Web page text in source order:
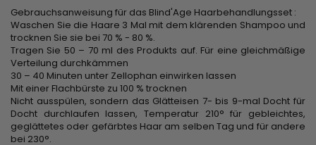
Gebrauchsanweisung für das Blind'Age Haarbehandlungsset :
Waschen Sie die Haare 3 Mal mit dem klärenden Shampoo und
trocknen Sie sie bei 70 % - 80 %.
Tragen Sie 50 – 70 ml des Produkts auf. Für eine gleichmäßige
Verteilung durchkämmen
30 – 40 Minuten unter Zellophan einwirken lassen
Mit einer Flachbürste zu 100 % trocknen
Nicht ausspülen, sondern das Glätteisen 7- bis 9-mal Docht für
Docht durchlaufen lassen, Temperatur 210° für gebleichtes,
geglättetes oder gefärbtes Haar am selben Tag und für andere
bei 230°.